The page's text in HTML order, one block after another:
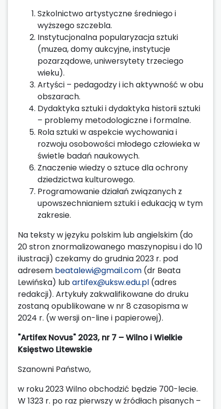
Szkolnictwo artystyczne średniego i
wyższego szczebla.
Instytucjonalna popularyzacja sztuki
(muzea, domy aukcyjne, instytucje
pozarządowe, uniwersytety trzeciego
wieku).
Artyści – pedagodzy i ich aktywność w obu
obszarach.
Dydaktyka sztuki i dydaktyka historii sztuki
– problemy metodologiczne i formalne.
Rola sztuki w aspekcie wychowania i
rozwoju osobowości młodego człowieka w
świetle badań naukowych.
Znaczenie wiedzy o sztuce dla ochrony
dziedzictwa kulturowego.
Programowanie działań związanych z
upowszechnianiem sztuki i edukacją w tym
zakresie.
Na teksty w języku polskim lub angielskim (do
20 stron znormalizowanego maszynopisu i do 10
ilustracji) czekamy do grudnia 2023 r. pod
adresem beatalewi@gmail.com (dr Beata
Lewińska) lubartifex@uksw.edu.pl (adres
redakcji). Artykuły zakwalifikowane do druku
zostaną opublikowane w nr 8 czasopisma w
2024 r. (w wersji on-line i papierowej).
"Artifex Novus" 2023, nr 7 – Wilno i Wielkie
Księstwo Litewskie
Szanowni Państwo,
w roku 2023 Wilno obchodzić będzie 700-lecie.
W 1323 r. po raz pierwszy w źródłach pisanych –